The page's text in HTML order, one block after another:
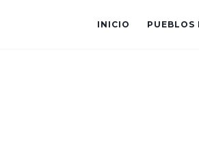
INICIO PUEBLOS